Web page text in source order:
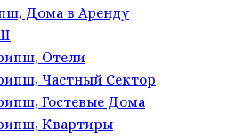
Дома в Аренду
Отели
Частный Сектор
Гостевые Дома
Квартиры